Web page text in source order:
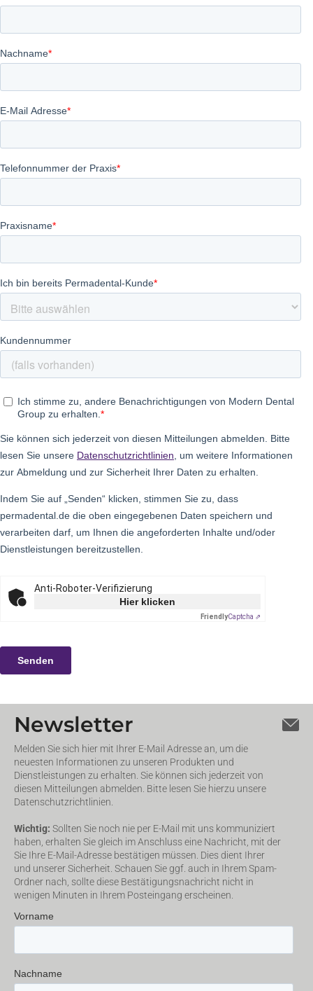
Newsletter
Melden Sie sich hier mit Ihrer E-Mail Adresse an, um die
neuesten Informationen zu unseren Produkten und
Dienstleistungen zu erhalten. Sie können sich jederzeit von
diesen Mitteilungen abmelden. Bitte lesen Sie hierzu unsere
Datenschutzrichtlinien.
Wichtig: Sollten Sie noch nie per E-Mail mit uns kommuniziert
haben, erhalten Sie gleich im Anschluss eine Nachricht, mit der
Sie Ihre E-Mail-Adresse bestätigen müssen. Dies dient Ihrer
und unserer Sicherheit. Schauen Sie ggf. auch in Ihrem Spam-
Ordner nach, sollte diese Bestätigungsnachricht nicht in
wenigen Minuten in Ihrem Posteingang erscheinen.